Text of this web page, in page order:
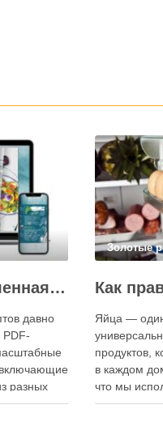
Кулинарная вселенная в цифре: топ-3 самых больших электронных книг рецептов
давно
разных
Золотые
Яйца —
продуктов,
в каждом
что мы
хранения